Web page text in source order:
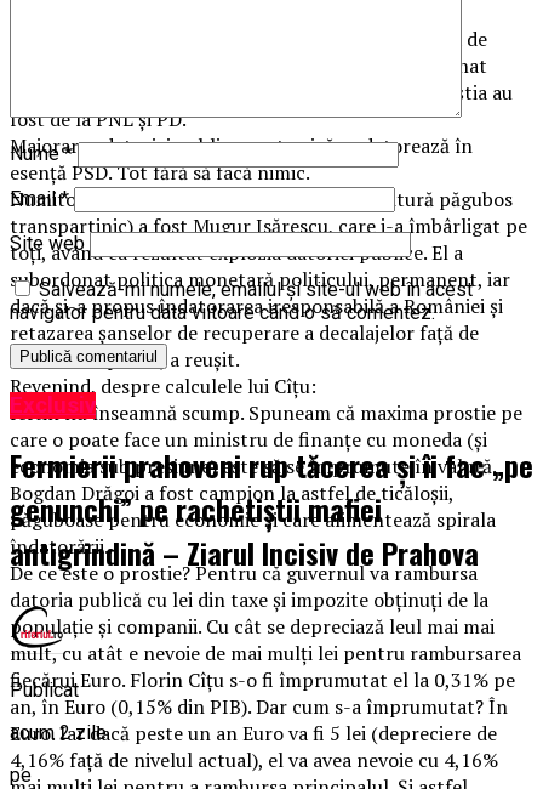
Să ne fie clar: explozia datoriei publice din perioada de
criză (2008-2012) să datorează celor care au gestionat
economia atât în 2005-2008 cât și în 2009-2012. Aștia au
fost de la PNL și PD.
Majorarea datoriei publice post-criză se datorează în
esență PSD. Tot fără să facă nimic.
Numitorul comun (complicele, omul de legătură păgubos
transpartinic) a fost Mugur Isărescu, care i-a îmbârligat pe
toți, având ca rezultat explozia datoriei publice. El a
subordonat politica monetară politicului, permanent, iar
dacă și-a propus îndatorarea iresponsabilă a României și
retazarea șanselor de recuperare a decalajelor față de
media europeană, a reușit.
Revenind, despre calculele lui Cîțu:
Ieftin nu înseamnă scump. Spuneam că maxima prostie pe
care o poate face un ministru de finanțe cu moneda (și
economia sub presiune) este să se împrumute în valută.
Bogdan Drăgoi a fost campion la astfel de ticăloșii,
păguboase pentru economie și care alimentează spirala
îndatorării.
De ce este o prostie? Pentru că guvernul va rambursa
datoria publică cu lei din taxe și impozite obținuți de la
populație și companii. Cu cât se depreciază leul mai mai
mult, cu atât e nevoie de mai mulți lei pentru rambursarea
fiecărui Euro. Florin Cîțu s-o fi împrumutat el la 0,31% pe
an, în Euro (0,15% din PIB). Dar cum s-a împrumutat? În
Euro. Iar dacă peste un an Euro va fi 5 lei (depreciere de
4,16% față de nivelul actual), el va avea nevoie cu 4,16%
Nume*
Email*
Site web
Salvează-mi numele, emailul și site-ul web în acest
navigator pentru data viitoare când o să comentez.
Exclusiv
Fermierii prahoveni rup tăcerea și îi fac „pe
genunchi” pe rachetiștii mafiei
antigrindină – Ziarul Incisiv de Prahova
Publicat
acum 2 zile
pe